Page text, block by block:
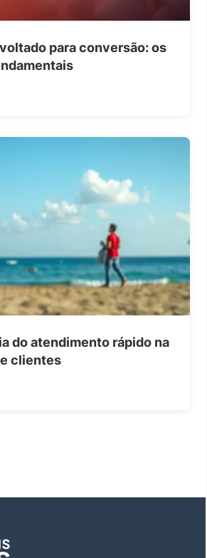
para conversão: os
do atendimento rápido na
clientes